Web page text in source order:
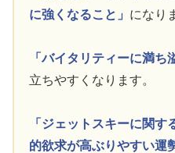
に強くなること」 になり
「バイタリティーに満ち
立ちやすくなります。
「ジェットスキーに関す
的欲求が高ぶりやすい運